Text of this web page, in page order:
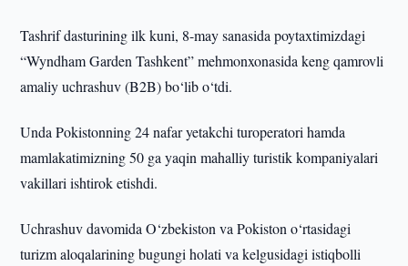
Tashrif dasturining ilk kuni, 8-may sanasida poytaxtimizdagi
“Wyndham Garden Tashkent” mehmonxonasida keng qamrovli
amaliy uchrashuv (B2B) bo‘lib o‘tdi.
Unda Pokistonning 24 nafar yetakchi turoperatori hamda
mamlakatimizning 50 ga yaqin mahalliy turistik kompaniyalari
vakillari ishtirok etishdi.
Uchrashuv davomida O‘zbekiston va Pokiston o‘rtasidagi
turizm aloqalarining bugungi holati va kelgusidagi istiqbolli